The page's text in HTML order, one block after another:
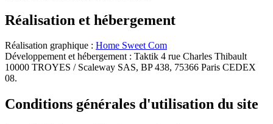
Réalisation et hébergement
Réalisation graphique : Home Sweet Com
Développement et hébergement : Taktik 4 rue Charles Thibault
10000 TROYES / Scaleway SAS, BP 438, 75366 Paris CEDEX
08.
Conditions générales d'utilisation du site